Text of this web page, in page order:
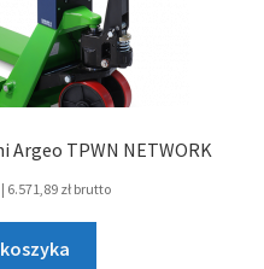
Argeo TPWN NETWORK
6.571,89 złbrutto